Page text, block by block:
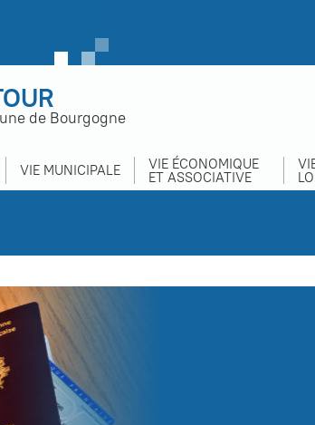
de Bourgogne
VIE MUNICIPALE VIE ÉCONOMIQUE
ET ASSOCIATIVE